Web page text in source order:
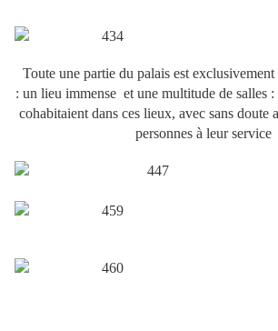
Toute une partie du palais est exclusivement
: un lieu immense et une multitude de salles
cohabitaient dans ces lieux, avec sans doute
personnes à leur service